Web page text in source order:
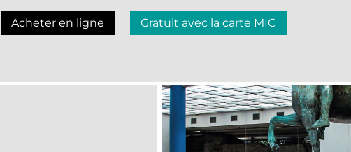
Acheter en ligne Gratuit avec la carte MIC